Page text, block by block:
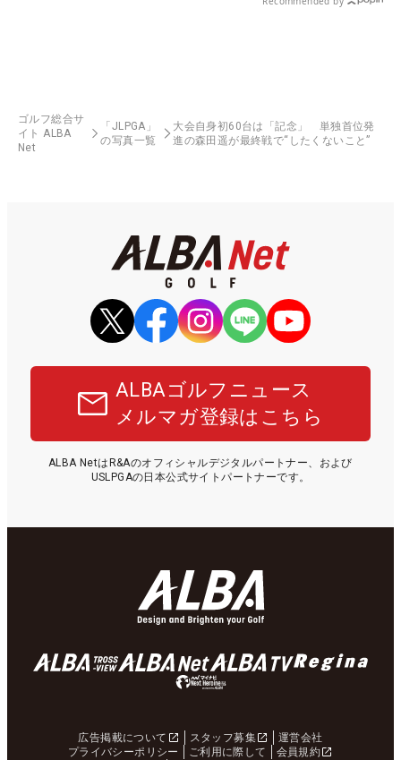
ゴルフ総合サ
イト ALBA
Net
「JLPGA」
の写真一覧
大会自身初60台は「記念」 単独首位発
進の森田遥が最終戦で“したくないこと”
ALBAゴルフニュース
メルマガ登録はこちら
ALBA NetはR&Aのオフィシャルデジタルパートナー、および
USLPGAの日本公式サイトパートナーです。
広告掲載について スタッフ募集
運営会社
プライバシーポリシー
ご利用に際して 会員規約